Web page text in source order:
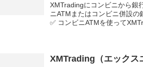
XMTradingにコンビニから銀
ニATMまたはコンビニ併設
✅ コンビニATMを使って
XMTrading（エックス